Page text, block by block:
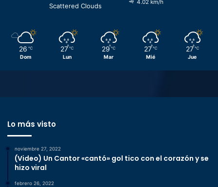
Scattered Clouds
4.02 km/h
26 ℃
Dom
27 ℃
Lun
29 ℃
Mar
27 ℃
Mié
27 ℃
Jue
Lo más visto
noviembre 27, 2022
(Video) Un Cantor «cantó» gol tico con el corazón y se
hizo viral
febrero 26, 2022